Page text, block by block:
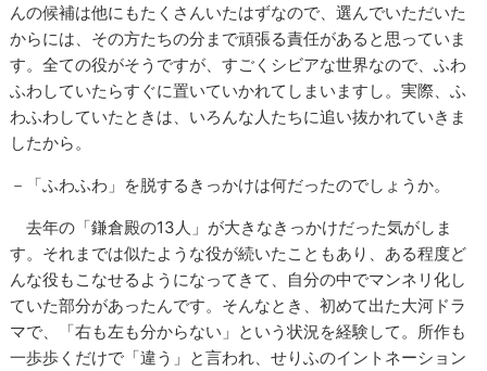
んの候補は他にもたくさんいたはずなので、選んでいただいた
からには、その方たちの分まで頑張る責任があると思っていま
す。全ての役がそうですが、すごくシビアな世界なので、ふわ
ふわしていたらすぐに置いていかれてしまいますし。実際、ふ
わふわしていたときは、いろんな人たちに追い抜かれていきま
したから。
－「ふわふわ」を脱するきっかけは何だったのでしょうか。
去年の「鎌倉殿の13人」が大きなきっかけだった気がしま
す。それまでは似たような役が続いたこともあり、ある程度ど
んな役もこなせるようになってきて、自分の中でマンネリ化し
ていた部分があったんです。そんなとき、初めて出た大河ドラ
マで、「右も左も分からない」という状況を経験して。所作も
一歩歩くだけで「違う」と言われ、せりふのイントネーション